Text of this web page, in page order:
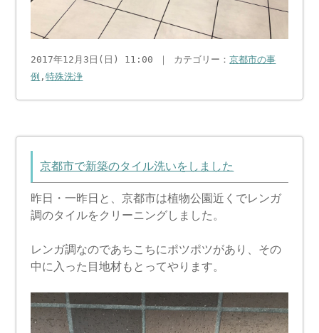
2017年12月3日(日) 11:00 ｜ カテゴリー：京都市の事
例 ,特殊洗浄
京都市で新築のタイル洗いをしました
昨日・一昨日と、京都市は植物公園近くでレンガ
調のタイルをクリーニングしました。
レンガ調なのであちこちにポツポツがあり、その
中に入った目地材もとってやります。